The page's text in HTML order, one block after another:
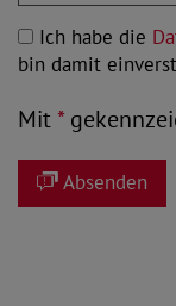
Ich habe die
bin damit
Mit*
Absenden